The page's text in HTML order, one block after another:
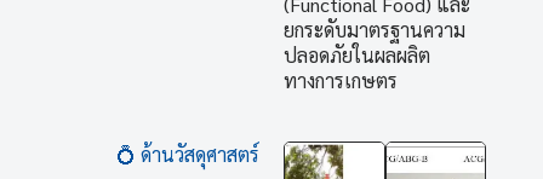
ยกระดับมาตรฐานความ
ปลอดภัยในผลผลิต
ทางการเกษตร
💍 ด้านวัสดุศาสตร์